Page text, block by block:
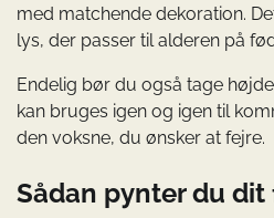
med matchende dekoration.
lys, der passer til alderen på
Endelig bør du også tage
kan bruges igen og igen til
den voksne, du ønsker at fejre.
Sådan pynter du